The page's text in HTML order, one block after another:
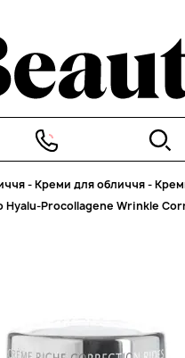
-Креми для обличчя-
Hyalu-Procollagene Wrinkle